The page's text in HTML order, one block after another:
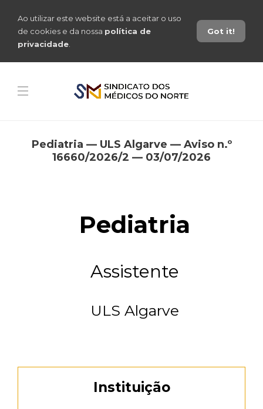
Ao utilizar este website está a aceitar o uso
de cookies e da nossa política de
privacidade
Got it!
Pediatria — ULS Algarve — Aviso n.º
16660/2026/2 — 03/07/2026
Pediatria
Assistente
ULS Algarve
Instituição